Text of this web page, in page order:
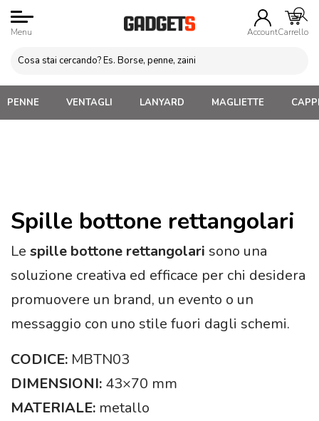
Menu AccountCarrello
PENNE VENTAGLI LANYARD MAGLIETTE
Spille bottone rettangolari
Le spille bottone rettangolari sono una
soluzione creativa ed efficace per chi desidera
promuovere un brand, un evento o un
messaggio con uno stile fuori dagli schemi.
CODICE: MBTN03
DIMENSIONI: 43×70 mm
MATERIALE: metallo